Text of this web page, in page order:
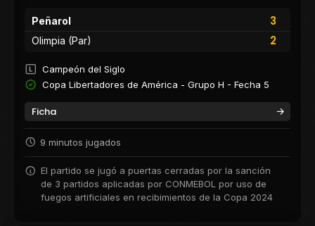
Peñarol
3
2
Olimpia (Par)
Campeón del Siglo
Copa Libertadores de América - Grupo H - Fecha 5
Ficha
9 minutos jugados
El partido se jugó a puertas cerradas por la sanción
de 3 partidos aplicadas por CONMEBOL por uso de
fuegos artificiales en recibimientos de la Copa 2024